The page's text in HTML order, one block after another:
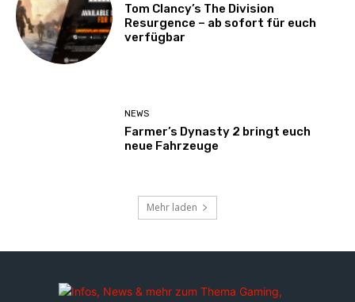
Tom Clancy’s The Division
Resurgence – ab sofort für euch
verfügbar
NEWS
Farmer’s Dynasty 2 bringt euch
neue Fahrzeuge
Mehr laden